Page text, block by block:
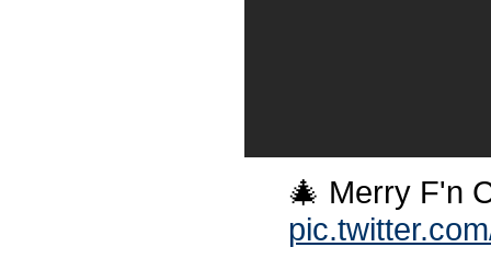
🎄 Merry F'n